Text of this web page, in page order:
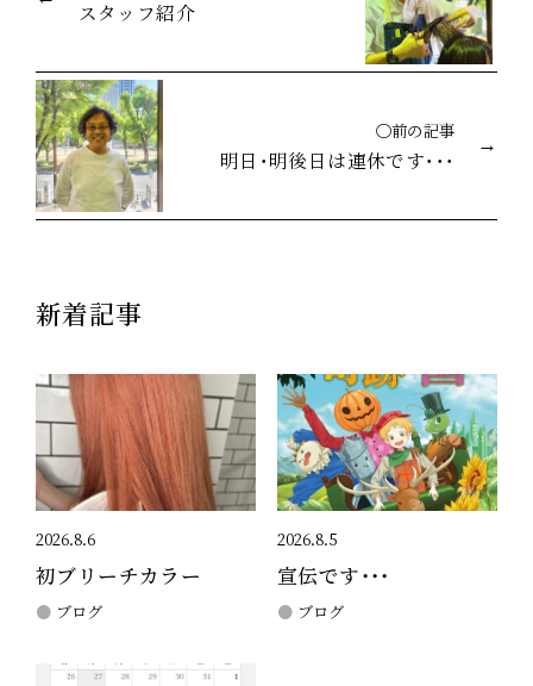
スタッフ紹介
◯前の記事
明日・明後日は連休です・・・
新着記事
2026.8.6
初ブリーチカラー
ブログ
2026.8.5
宣伝です・・・
ブログ